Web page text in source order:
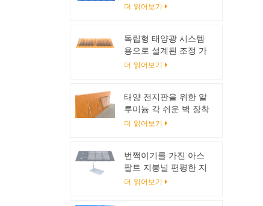
킷
더 읽어보기
독립형 태양광 시스템
용으로 설계된 조정 가
능한 태양광 패널 틸트
더 읽어보기
태양 전지판을 위한 알
루미늄 각 쉬운 벽 장착
브래킷
더 읽어보기
번쩍이기를 가진 아스
팔트 지붕널 편평한 지
붕 태양 전지판 설치 체
더 읽어보기